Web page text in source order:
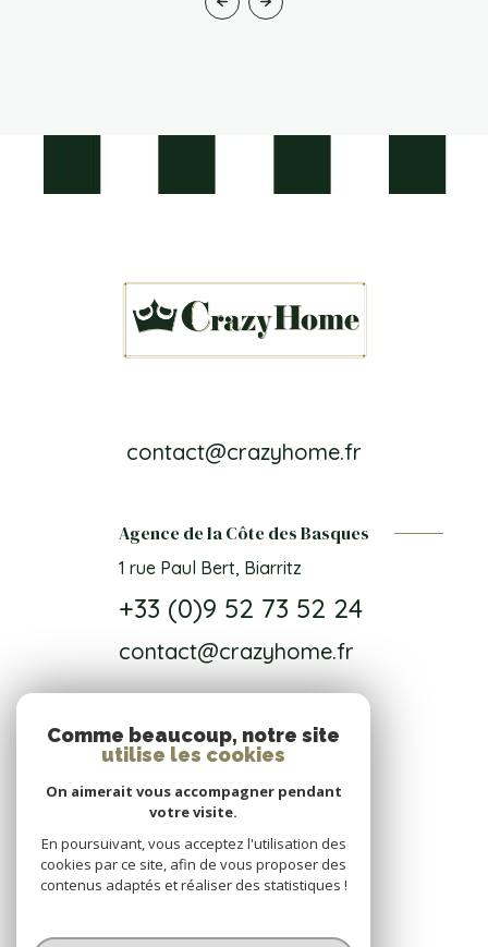
contact@crazyhome.fr
Agence de la Côte des Basques
1 rue Paul Bert, Biarritz
+33 (0)9 52 73 52 24
contact@crazyhome.fr
NOS RÉSEAUX
Nous suivre
© 2026 | Tous droits réservés
Comme beaucoup, notre site
utilise les cookies
On aimerait vous accompagner pendant
votre visite.
En poursuivant, vous acceptez l'utilisation des
cookies par ce site, afin de vous proposer des
contenus adaptés et réaliser des statistiques !